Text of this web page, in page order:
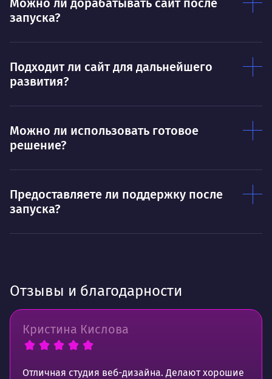
Договариваться.
Ты — это то, что ты делаешь. Этим всё
сказано.
О
запуска?
Подходит ли сайт для дальнейшего
развития?
Можно ли использовать готовое
решение?
Предоставляете ли поддержку после
запуска?
Отзывы и благодарности
Кристина Кислова
Отличная студия веб-дизайна. Делают хорошие